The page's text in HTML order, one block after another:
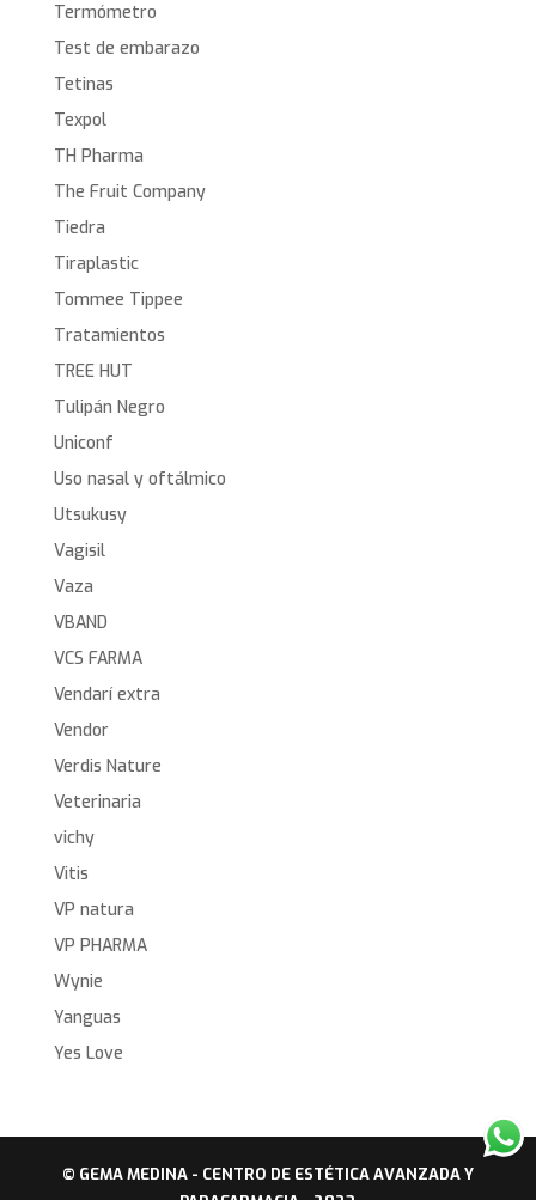
Termómetro
Test de embarazo
Tetinas
Texpol
TH Pharma
The Fruit Company
Tiedra
Tiraplastic
Tommee Tippee
Tratamientos
TREE HUT
Tulipán Negro
Uniconf
Uso nasal y oftálmico
Utsukusy
Vagisil
Vaza
VBAND
VCS FARMA
Vendarí extra
Vendor
Verdis Nature
Veterinaria
vichy
Vitis
VP natura
VP PHARMA
Wynie
Yanguas
Yes Love
© GEMA MEDINA - CENTRO DE ESTÉTICA AVANZADA Y